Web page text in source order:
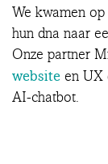
We kwamen
hun dna naar
Onze partner
website en UX
AI-chatbot.